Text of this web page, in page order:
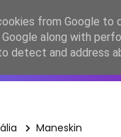
JESC2026
Maneskin
from Google to
along with
detect and address